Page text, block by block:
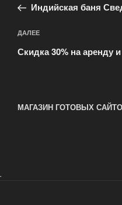
записям
запись:
Индийская баня
Следующая
запись
ДАЛЕЕ
Скидка 30% на аренду
МАГАЗИН ГОТОВЫХ
.